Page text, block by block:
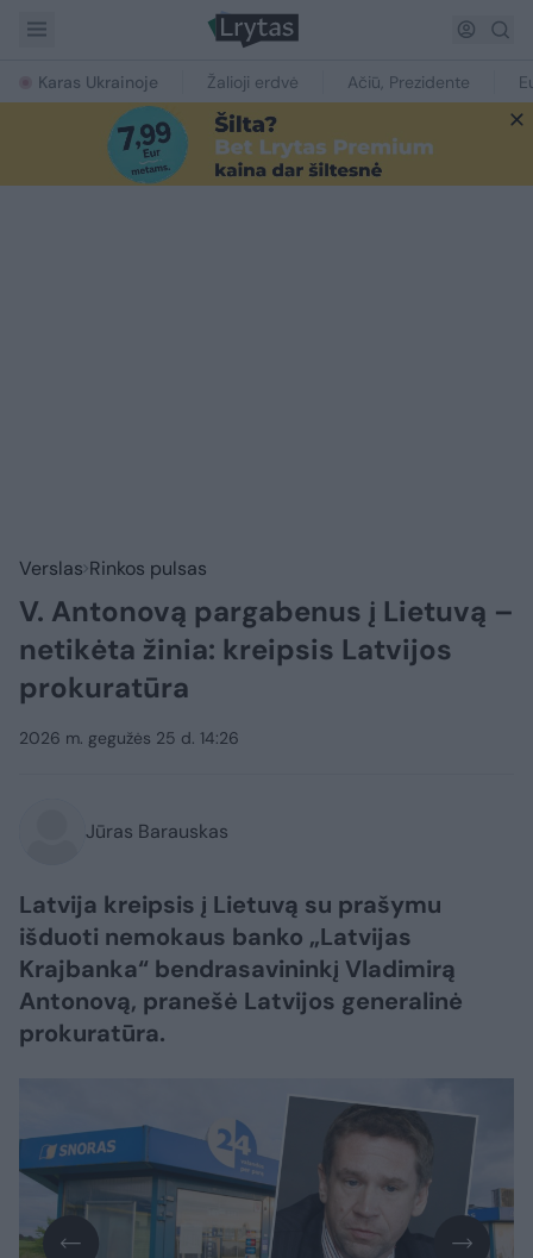
Karas Ukrainoje Žalioji erdvė Ačiū, Prezidente
Verslas Rinkos pulsas
V. Antonovą pargabenus į Lietuvą –
netikėta žinia: kreipsis Latvijos
prokuratūra
2026 m. gegužės 25 d. 14:26
Jūras Barauskas
Latvija kreipsis į Lietuvą su prašymu
išduoti nemokaus banko „Latvijas
Krajbanka“ bendrasavininkį Vladimirą
Antonovą, pranešė Latvijos generalinė
prokuratūra.